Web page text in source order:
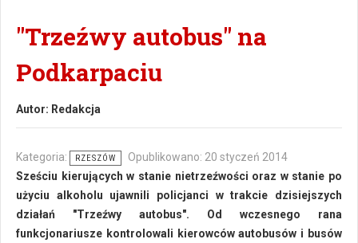
"Trzeźwy autobus" na
Podkarpaciu
Autor: Redakcja
Kategoria: RZESZÓW
Opublikowano: 20 styczeń 2014
Sześciu kierujących w stanie nietrzeźwości oraz w stanie po
użyciu alkoholu ujawnili policjanci w trakcie dzisiejszych
działań "Trzeźwy autobus". Od wczesnego rana
funkcjonariusze kontrolowali kierowców autobusów i busów